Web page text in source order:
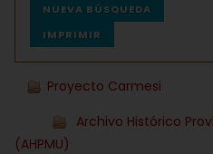
NUEVA BÚSQUEDA
IMPRIMIR
Proyecto Carmesi
Archivo Histórico
(AHPMU)